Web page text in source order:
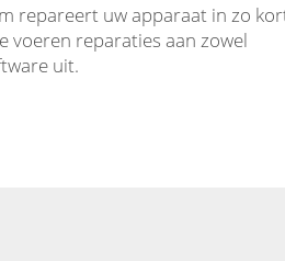
repareert uw apparaat in zo
voeren reparaties aan zowel
uit.